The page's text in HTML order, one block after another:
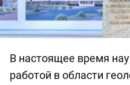
В настоящее время
работой в области